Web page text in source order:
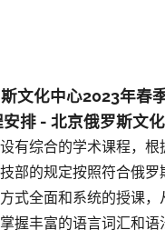
文化中心2023年春
排 - 北京俄罗斯文
有综合的学术课程，根
部的规定按照符合俄罗
式全面和系统的授课，
握丰富的语言词汇和语